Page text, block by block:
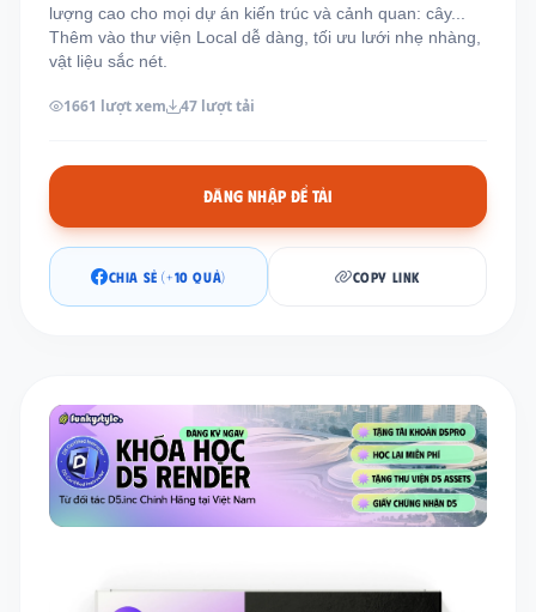
lượng cao cho mọi dự án kiến trúc và cảnh quan: cây...
Thêm vào thư viện Local dễ dàng, tối ưu lưới nhẹ nhàng,
vật liệu sắc nét.
1661 lượt xem 47 lượt tải
ĐĂNG NHẬP ĐỂ TẢI
CHIA SẺ (+10 QUẢ) COPY LINK